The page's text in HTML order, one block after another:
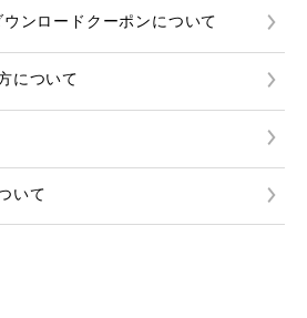
ンロードクーポンについて
について
いて